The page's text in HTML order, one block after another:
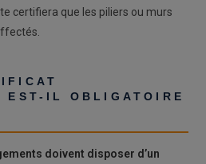
certifiera que les piliers ou murs
EST-IL OBLIGATOIRE
doivent disposer d’un